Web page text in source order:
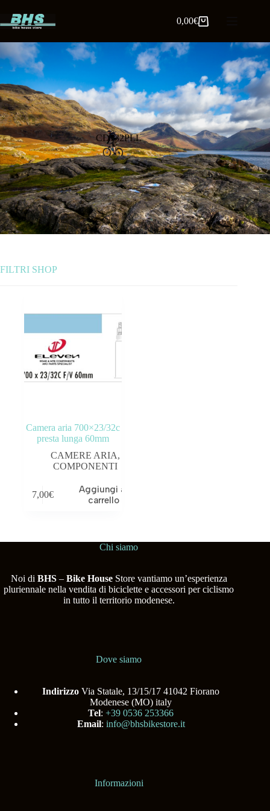
0,00€
CD732PLL
FILTRI SHOP
ABBIGLIAMENTO
ACCESSORI
OUTLET
Tag prodotto
Camera aria 700×23/32c
presta lunga 60mm
CAMERE ARIA,
COMPONENTI
7,00€
Aggiungi al
carrello
Chi siamo
Noi di BHS– Bike HouseStore vantiamo un’esperienza
pluriennale nella vendita di biciclette e accessori per ciclismo
in tutto il territorio modenese.
Dove siamo
Indirizzo Via Statale, 13/15/17 41042 Fiorano
Modenese (MO) italy
Tel:+39 0536 253366
Email: info@bhsbikestore.it
Informazioni